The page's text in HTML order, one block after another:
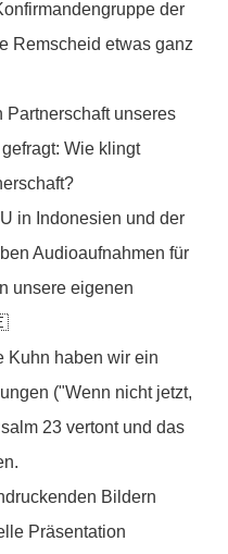
der
Remscheid etwas ganz
Partnerschaft unseres
Wie klingt
in Indonesien und der
Audioaufnahmen für
unsere eigenen
Kuhn haben wir ein
("Wenn nicht jetzt,
23 vertont und das
Bildern
Präsentation